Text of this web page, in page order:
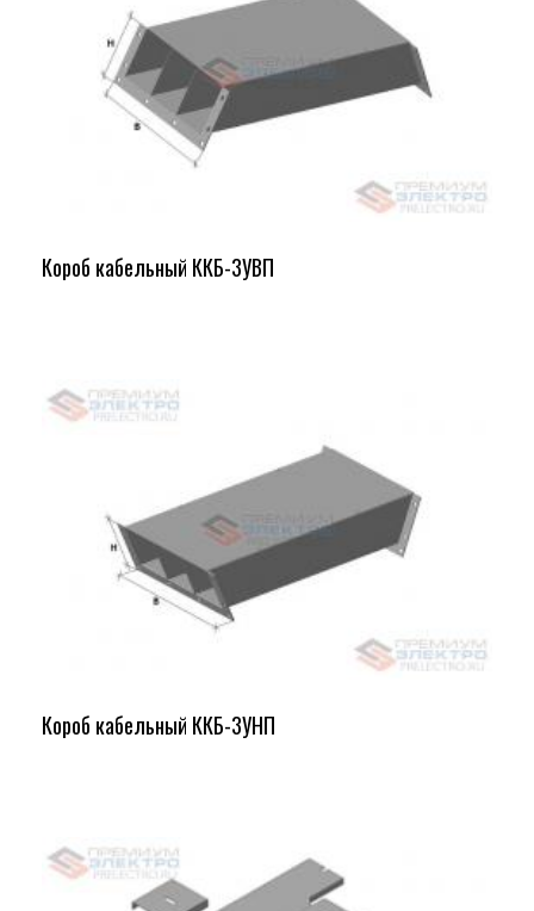
Короб кабельный ККБ-3УВП
Короб кабельный ККБ-3УНП